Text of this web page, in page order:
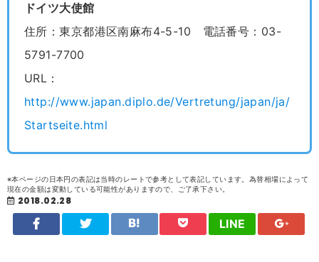
ドイツ大使館
住所：東京都港区南麻布4-5-10 電話番号：03-
5791-7700
URL：
http://www.japan.diplo.de/Vertretung/japan/ja/
Startseite.html
※本ページの日本円の表記は当時のレートで参考として表記しています。為替相場によって
現在の金額は変動している可能性がありますので、ご了承下さい。
2018.02.28
LINE